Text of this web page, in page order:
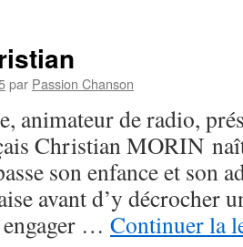
par Passion Chanson
animateur de radio,
Christian MORIN
son enfance et son
avant d’y décrocher
… Continuer la